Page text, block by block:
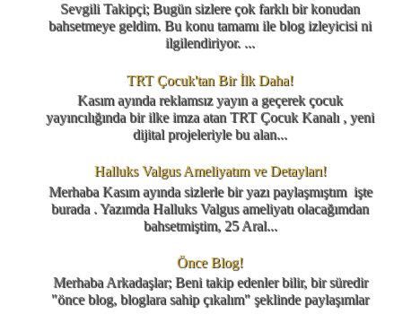
Sevgili Takipçi; Bugün sizlere çok farklı bir konudan
bahsetmeye geldim. Bu konu tamamı ile blog izleyicisi ni
ilgilendiriyor. ...
TRT Çocuk'tan Bir İlk Daha!
Kasım ayında reklamsız yayın a geçerek çocuk
yayıncılığında bir ilke imza atan TRT Çocuk Kanalı , yeni
dijital projeleriyle bu alan...
Halluks Valgus Ameliyatım ve Detayları!
Merhaba Kasım ayında sizlerle bir yazı paylaşmıştım işte
burada . Yazımda Halluks Valgus ameliyatı olacağımdan
bahsetmiştim, 25 Aral...
Önce Blog!
Merhaba Arkadaşlar; Beni takip edenler bilir, bir süredir
"önce blog, bloglara sahip çıkalım" şeklinde paylaşımlar